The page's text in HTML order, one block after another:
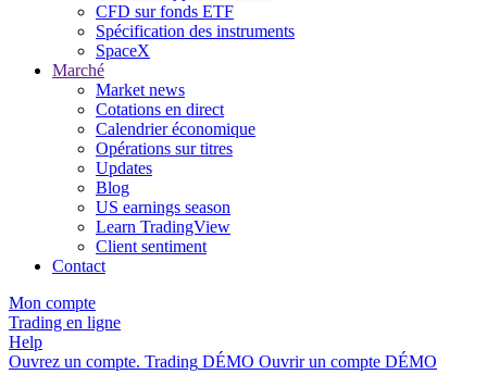
CFD sur fonds ETF
Spécification des instruments
SpaceX
Marché
Market news
Cotations en direct
Calendrier économique
Opérations sur titres
Updates
Blog
US earnings season
Learn TradingView
Client sentiment
Contact
Mon compte
Trading en ligne
Help
Ouvrez un compte. Trading DÉMO Ouvrir un compte DÉMO